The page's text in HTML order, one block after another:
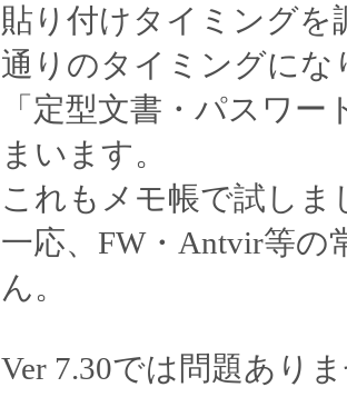
貼り付けタイミングを
通りのタイミングにな
「定型文書・パスワ
まいます。
これもメモ帳で試しま
一応、FW・Antvir等
ん。
Ver 7.30では問題あり